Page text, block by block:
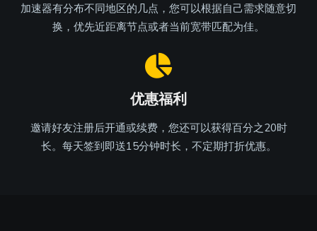
加速器有分布不同地区的几点，您可以根据自己需求随意切
换，优先近距离节点或者当前宽带匹配为佳。
优惠福利
邀请好友注册后开通或续费，您还可以获得百分之20时
长。每天签到即送15分钟时长，不定期打折优惠。